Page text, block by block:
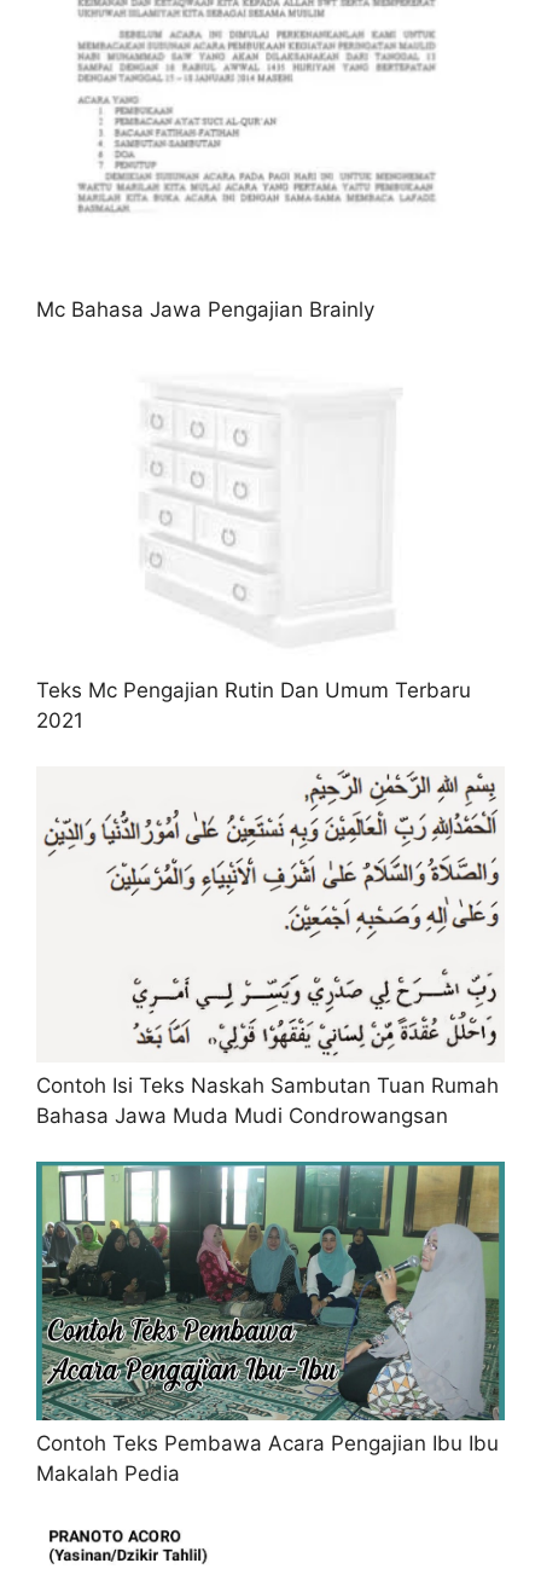
Mc Bahasa Jawa Pengajian Brainly
Teks Mc Pengajian Rutin Dan Umum Terbaru
2021
Contoh Isi Teks Naskah Sambutan Tuan Rumah
Bahasa Jawa Muda Mudi Condrowangsan
Contoh Teks Pembawa Acara Pengajian Ibu Ibu
Makalah Pedia